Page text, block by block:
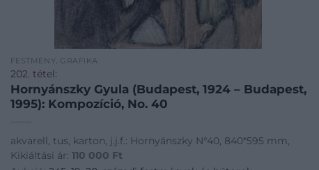
FESTMÉNY, GRAFIKA
202. tétel:
Hornyánszky Gyula (Budapest, 1924 – Budapest,
1995): Kompozíció, No. 40
akvarell, tus, karton, j.j.f.: Hornyánszky N°40, 840*595 mm,
Kikiáltási ár: 110 000 Ft